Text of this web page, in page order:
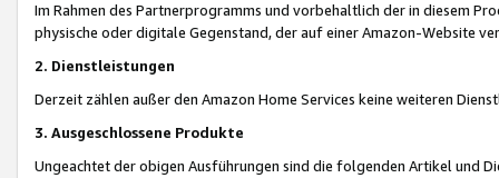
Im Rahmen des Partnerprogramms und vorbehaltlich der in diesem
physische oder digitale Gegenstand, der auf einer Amazon-Website
2. Dienstleistungen
Derzeit zählen außer den Amazon Home Services keine weiteren
3. Ausgeschlossene Produkte
Ungeachtet der obigen Ausführungen sind die folgenden Artikel und